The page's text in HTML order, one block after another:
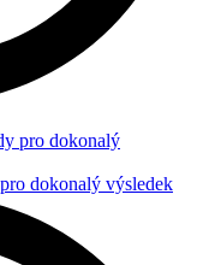
dokonalý výsledek